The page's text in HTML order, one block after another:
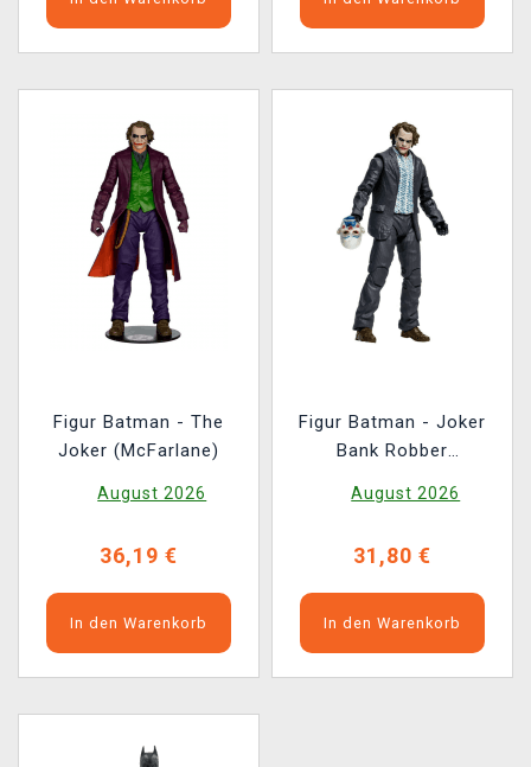
Figur Batman - The
Joker (McFarlane)
August 2026
36,19 €
In den Warenkorb
Figur Batman - Joker
Bank Robber
August 2026
31,80 €
In den Warenkorb